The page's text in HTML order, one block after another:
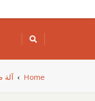
to
Home
›